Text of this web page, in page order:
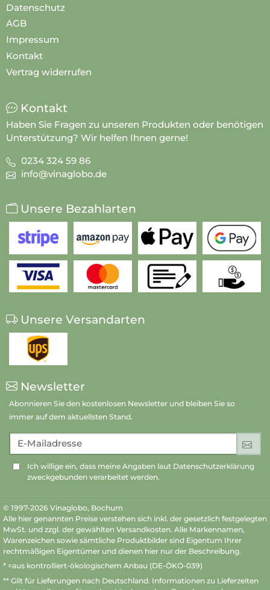
Datenschutz
AGB
Impressum
Kontakt
Vertrag widerrufen
Kontakt
Haben Sie Fragen zu unseren Produkten oder benötigen
Unterstützung? Wir helfen Ihnen gerne!
0234 324 59 86
info@vinaglobo.de
Unsere Bezahlarten
Unsere Versandarten
Newsletter
Abonnieren Sie den kostenlosen Newsletter und bleiben Sie so
immer auf dem aktuellsten Stand.
E-Mailadresse
Ich willige ein, dass meine Angaben laut Datenschutzerklärung
zweckgebunden verarbeitet werden.
© 1997-2026 Vinaglobo, Bochum
Alle hier genannten Preise verstehen sich inkl. der gesetzlich festgelegten
MwSt. und zzgl. der gewählten Versandkosten. Alle Markennamen,
Warenzeichen sowie sämtliche Produktbilder sind Eigentum Ihrer
rechtmäßigen Eigentümer und dienen hier nur der Beschreibung.
* =aus kontrolliert-ökologischem Anbau (DE-ÖKO-039)
** Gilt für Lieferungen nach Deutschland. Informationen zu Lieferzeiten